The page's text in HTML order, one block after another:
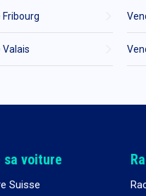
sa voiture
Suisse